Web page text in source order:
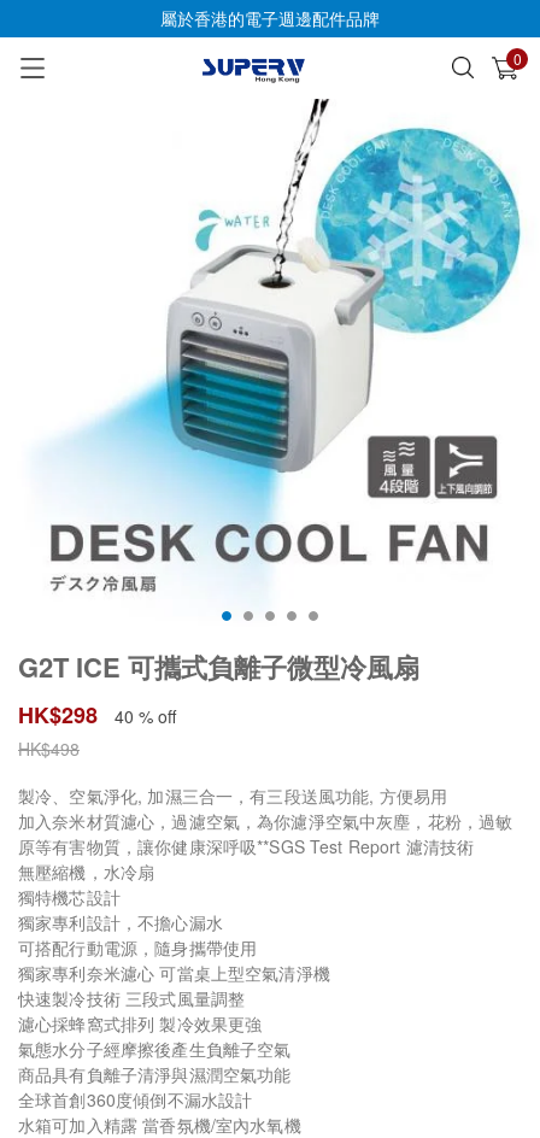
屬於香港的電子週邊配件品牌
0
已加入購物車 查看
G2T ICE 可攜式負離子微型冷風扇
HK$298
40 % off
HK$498
製冷、空氣淨化, 加濕三合一，有三段送風功能, 方便易用
加入奈米材質濾心，過濾空氣，為你濾淨空氣中灰塵，花粉，過敏
原等有害物質，讓你健康深呼吸**SGS Test Report 濾清技術
無壓縮機，水冷扇
獨特機芯設計
獨家專利設計，不擔心漏水
可搭配行動電源，隨身攜帶使用
獨家專利奈米濾心 可當桌上型空氣清淨機
快速製冷技術 三段式風量調整
濾心採蜂窩式排列 製冷效果更強
氣態水分子經摩擦後產生負離子空氣
商品具有負離子清淨與濕潤空氣功能
全球首創360度傾倒不漏水設計
水箱可加入精露 當香氛機/室內水氧機